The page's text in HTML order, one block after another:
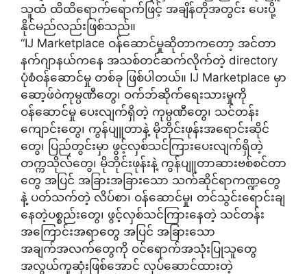
သူထံ ထိထိရောက်ရောက်ဖြင့် အချိန်တိုအတွင်း ပေးပို့
နိုင်မည်လည်းဖြစ်သည်။
“IJ Marketplace ဝန်ဆောင်မှုဆိုတာကတော့ အင်တာ
နက်ဂျာနယ်ကနေ အသစ်တင်ဆက်လိုက်တဲ့ directory
ပုံစံဝန်ဆောင်မှု တစ်ခု ဖြစ်ပါတယ်။ IJ Marketplace မှာ
ဆော့ဖ်ဝဲကုမ္ပဏီတွေ၊ ဝက်ဘ်ဆိုက်ရေးသားမှုကို
ဝန်ဆောင်မှု ပေးလျက်ရှိတဲ့ ကုမ္ပဏီတွေ၊ သင်တန်း
ကျောင်းတွေ၊ ကွန်ပျူတာနဲ့ မိုဘိုင်းဖုန်းအရောင်းဆိုင်
တွေ၊ ပြည်တွင်းမှာ ဖွင့်လှစ်သင်ကြားပေးလျက်ရှိတဲ့
တက္ကသိုလ်တွေ၊ မိုဘိုင်းဖုန်းနဲ့ ကွန်ပျူတာဆားဗစ်စင်တာ
တွေ အပြင် အခြားအခြားသော သက်ဆိုင်ရာကဏ္ဍတွေ
နဲ့ ပတ်သက်တဲ့ လိပ်စာ၊ ဝန်ဆောင်မှု၊ တင်သွင်းရောင်းချ
နေတဲ့ပစ္စည်းတွေ၊ ဖွင့်လှစ်သင်ကြားနေတဲ့ သင်တန်း
အကြောင်းအရာတွေ အပြင် အခြားသော
အချက်အလက်တွေကို ဝင်ရောက်အသုံးပြုသူတွေ
အလွယ်ကူဆုံးဖြစ်အောင် လုပ်ဆောင်ထားတဲ့